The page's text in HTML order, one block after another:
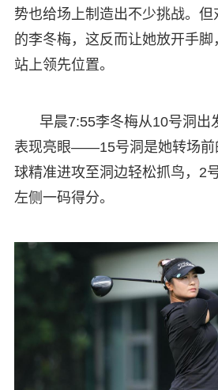
势也给场上制造出不少挑战。
的李冬梅，这反而让她放开手
站上领先位置。
早晨7:55李冬梅从10号洞出
表现亮眼——15号洞是她转场前
球精准进攻至洞边轻松抓鸟，2
左侧一码得分。